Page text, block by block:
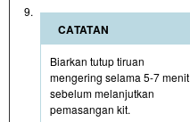
9.
CATATAN
Biarkan tutup tiruan
mengering selama 5-7 menit
sebelum melanjutkan
pemasangan kit.